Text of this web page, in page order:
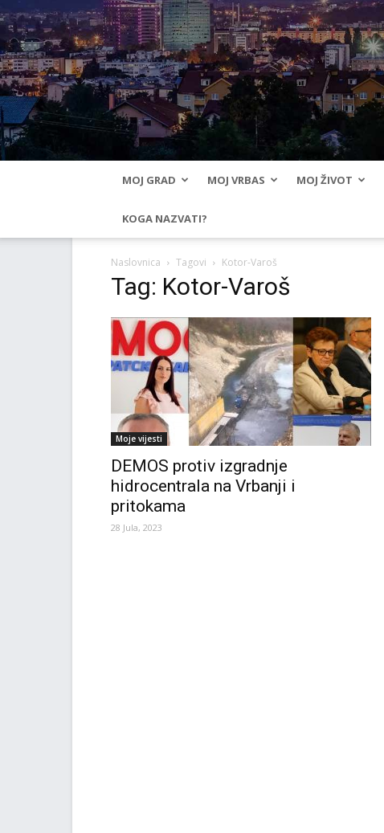
MOJ GRAD MOJ VRBAS MOJ ŽIVOT
KOGA NAZVATI?
Naslovnica Tagovi Kotor-Varoš
Tag: Kotor-Varoš
Moje vijesti
DEMOS protiv izgradnje
hidrocentrala na Vrbanji i
pritokama
28 Jula, 2023